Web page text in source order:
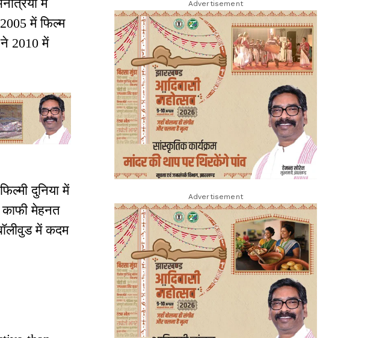
में
में फिल्म
2010 में
दुनिया में
मेहनत
में कदम
Advertisement
Advertisement